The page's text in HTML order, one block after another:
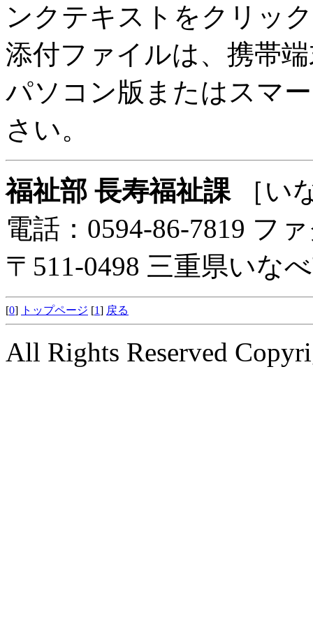
ンクテキストをクリッ
添付ファイルは、携帯
パソコン版またはスマ
さい。
福祉部 長寿福祉課［い
電話：0594-86-7819 フ
〒511-0498 三重県いな
[0] トップページ [1] 戻る
All Rights Reserved